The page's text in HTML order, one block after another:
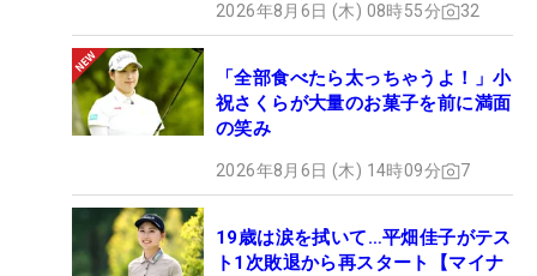
2026年8月6日 (木) 08時55分 32
「全部食べたら太っちゃうよ！」小
祝さくらが大量のお菓子を前に満面
の笑み
2026年8月6日 (木) 14時09分 7
19歳は涙を拭いて…平畑佳子がテス
ト1次敗退から再スタート【マイナ